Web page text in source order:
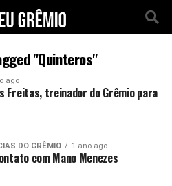
"Quinteros"
ago
Freitas, treinador do Grêmio para
DO GRÊMIO 1 ano ago
com Mano Menezes